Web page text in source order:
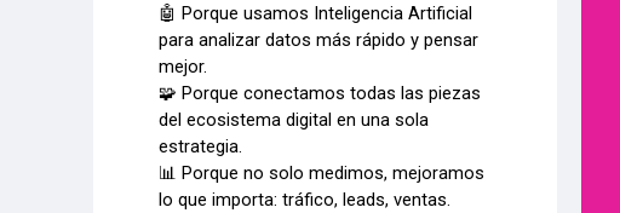
🤖 Porque usamos Inteligencia Artificial
para analizar datos más rápido y pensar
mejor.
🧩 Porque conectamos todas las piezas
del ecosistema digital en una sola
estrategia.
📊 Porque no solo medimos, mejoramos
lo que importa: tráfico, leads, ventas.